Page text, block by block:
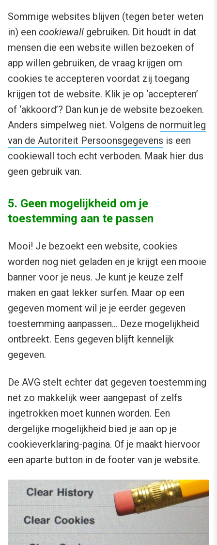
Sommige websites blijven (tegen beter weten
in) een cookiewall gebruiken. Dit houdt in dat
mensen die een website willen bezoeken of
app willen gebruiken, de vraag krijgen om
cookies te accepteren voordat zij toegang
krijgen tot de website. Klik je op ‘accepteren’
of ‘akkoord’? Dan kun je de website bezoeken.
Anders simpelweg niet. Volgens de normuitleg
van de Autoriteit Persoonsgegevens is een
cookiewall toch echt verboden. Maak hier dus
geen gebruik van.
5. Geen mogelijkheid om je
toestemming aan te passen
Mooi! Je bezoekt een website, cookies
worden nog niet geladen en je krijgt een mooie
banner voor je neus. Je kunt je keuze zelf
maken en gaat lekker surfen. Maar op een
gegeven moment wil je je eerder gegeven
toestemming aanpassen… Deze mogelijkheid
ontbreekt. Eens gegeven blijft kennelijk
gegeven.
De AVG stelt echter dat gegeven toestemming
net zo makkelijk weer aangepast of zelfs
ingetrokken moet kunnen worden. Een
dergelijke mogelijkheid bied je aan op je
cookieverklaring-pagina. Of je maakt hiervoor
een aparte button in de footer van je website.